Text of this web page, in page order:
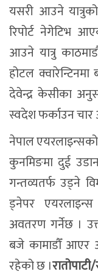
यसरी आउने
रिपोर्ट नेगेटिभ
आउने यात्रु
होटल
देवेन्द्र केसीका
स्वदेश फर्काउन चार
नेपाल
कुनमिङमा दुई
गन्तव्यतर्फ उड्ने
ड्नेपर एयरलाइन्स
अवतरण गर्नेछ ।
बजे कामाडौँ आएर
रहेको छ ।